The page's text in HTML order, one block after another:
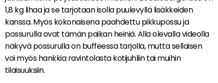
1,8 kg lihaa ja se tarjotaan isolla puulevyllä lisäkkeiden
kanssa. Myös kokonaisena paahdettu pikkupossu ja
possurulla ovat tämän paikan heiniä. Alla olevalla videolla
näkyvä possurulla on buffeessa tarjolla, mutta sellaisen
voi myös hankkia ravintolasta kotijuhliin tai muihin
tilaisuuksiin.